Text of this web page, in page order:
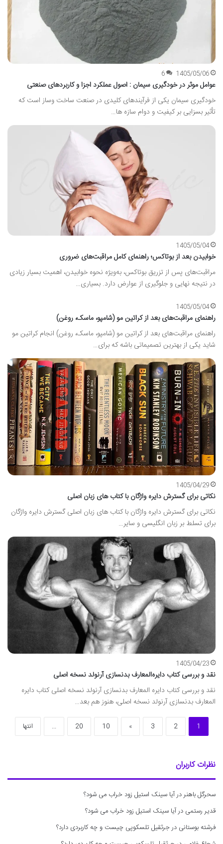
1405/05/06
6
عوامل موثر در خودگیری سیمان : اصول عملکرد اجزا و کاربردهای صنعتی
خودگیری سیمان یکی از فرآیندهای کلیدی در صنعت ساخت وساز است که
تأثیر بسزایی بر کیفیت و دوام سازه ها…
1405/05/04
خوابیدن بعد از بوتاکس؛ راهنمای کامل مراقبت‌های ضروری
مراقبت‌های پس از تزریق بوتاکس، به‌ویژه نحوه خوابیدن، اهمیت بسیار زیادی
در نتیجه نهایی و جلوگیری از عوارض دارد. بسیاری…
1405/05/04
راهنمای مراقبت‌های بعد از کراتین مو (شامپو، ماسک، روغن)
راهنمای مراقبت‌های بعد از کراتین مو (شامپو، ماسک، روغن) انجام کراتین مو
شاید یکی از بهترین تصمیماتی باشه که برای…
1405/04/29
نکاتی برای گسترش دایره واژگان با کتاب های زبان اصلی
نکاتی برای گسترش دایره واژگان با کتاب های زبان اصلی گسترش دایره واژگان
برای تسلط بر زبان انگلیسی و سایر…
1405/04/23
نقد و بررسی کتاب دایره‌المعارف بدنسازی آرنولد نسخه اصلی
نقد و بررسی کتاب دایره المعارف بدنسازی آرنولد نسخه اصلی کتاب دایره
المعارف بدنسازی آرنولد نسخه اصلی، هنوز هم بعد…
1
2
3
»
10
20
... انتها
نظرات کاربران
سحرگل باهنردرآیا سینک استیل زود خراب می شود؟
قدیر رستمی درآیا سینک استیل زود خراب می شود؟
فرشته بوستانی درجرثقیل تلسکوپی چیست و چه کاربردی دارد؟